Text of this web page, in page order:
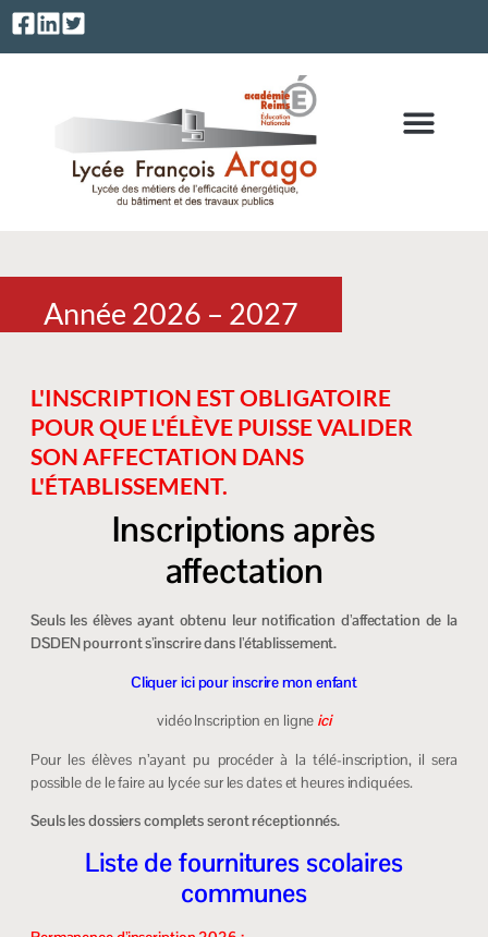
Année 2026 – 2027
L'INSCRIPTION EST OBLIGATOIRE
POUR QUE L'ÉLÈVE PUISSE VALIDER
SON AFFECTATION DANS
L'ÉTABLISSEMENT.
Inscriptions après
affectation
Seuls les élèves ayant obtenu leur notification d’affectation de la
DSDEN pourront s’inscrire dans l’établissement.
Cliquer ici pour inscrire mon enfant
vidéo Inscription en ligne ici
Pour les élèves n’ayant pu procéder à la télé-inscription, il sera
possible de le faire au lycée sur les dates et heures indiquées.
Seuls les dossiers complets seront réceptionnés.
Liste de fournitures scolaires
communes